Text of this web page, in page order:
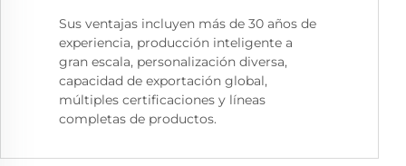
Sus ventajas incluyen más de 30 años de
experiencia, producción inteligente a
gran escala, personalización diversa,
capacidad de exportación global,
múltiples certificaciones y líneas
completas de productos.